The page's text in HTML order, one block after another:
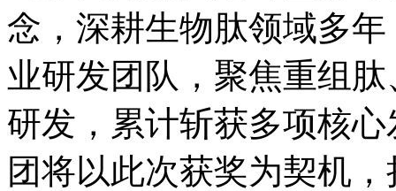
念，深耕生物肽领域多
业研发团队，聚焦重组
研发，累计斩获多项核
团将以此次获奖为契机